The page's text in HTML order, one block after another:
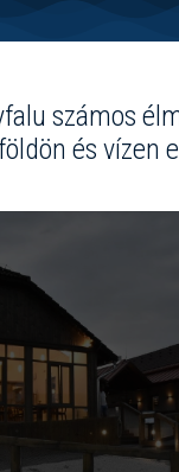
számos
és vízen